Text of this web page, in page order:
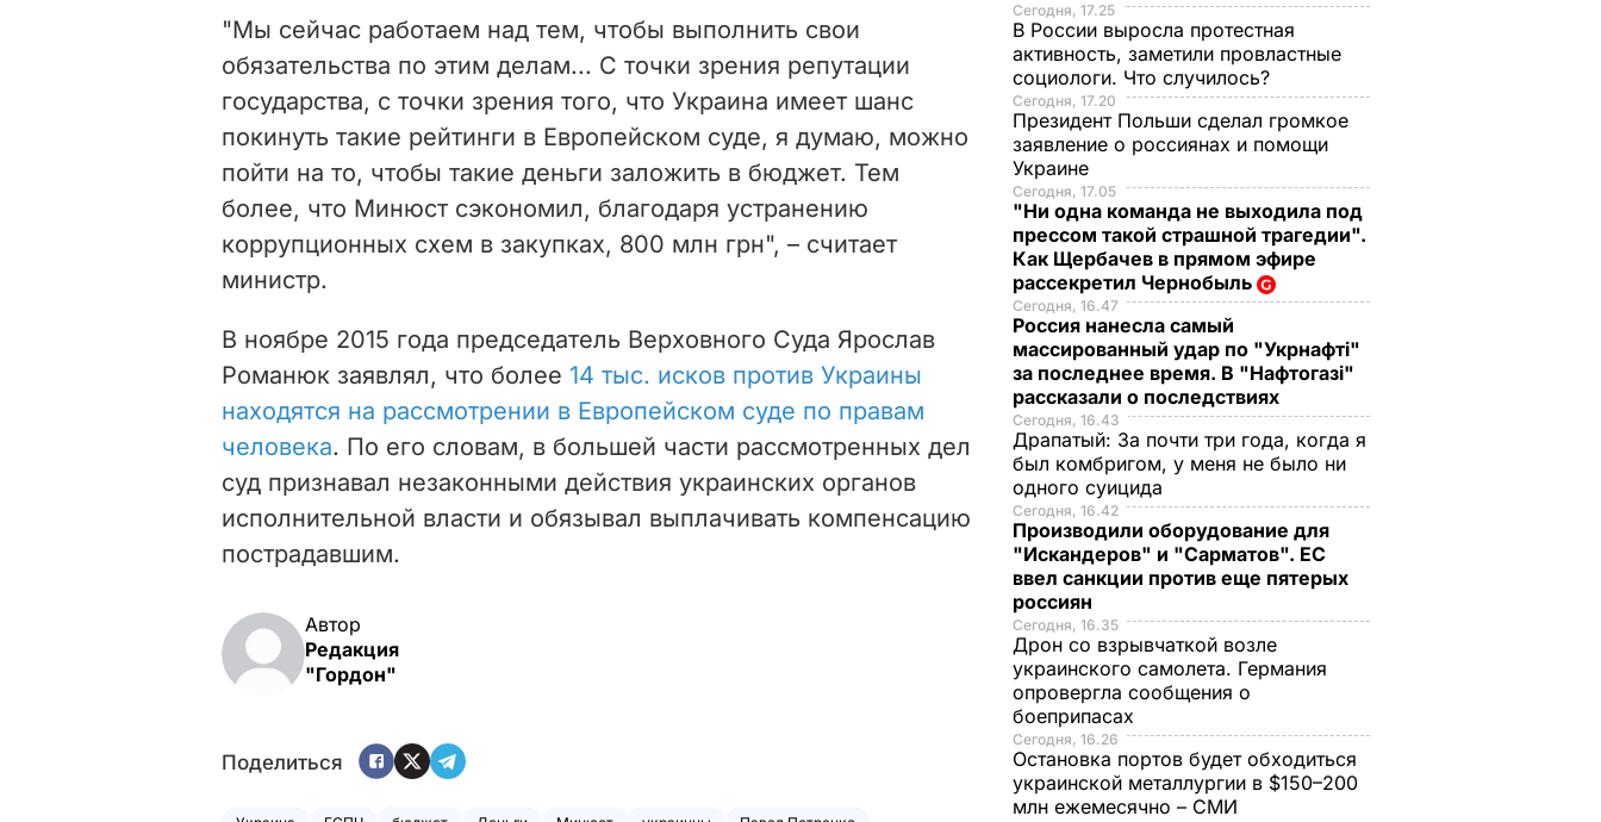
"Мы сейчас работаем над тем, чтобы выполнить свои
обязательства по этим делам... С точки зрения репутации
государства, с точки зрения того, что Украина имеет шанс
покинуть такие рейтинги в Европейском суде, я думаю, можно
пойти на то, чтобы такие деньги заложить в бюджет. Тем
более, что Минюст сэкономил, благодаря устранению
коррупционных схем в закупках, 800 млн грн", – считает
министр.
В ноябре 2015 года председатель Верховного Суда Ярослав
Романюк заявлял, что более 14 тыс. исков против Украины
находятся на рассмотрении в Европейском суде по правам
человека. По его словам, в большей части рассмотренных дел
суд признавал незаконными действия украинских органов
исполнительной власти и обязывал выплачивать компенсацию
пострадавшим.
Автор
Редакция
"Гордон"
Поделиться
Сегодня, 17.25
В России выросла протестная
активность, заметили провластные
социологи. Что случилось?
Сегодня, 17.20
Президент Польши сделал громкое
заявление о россиянах и помощи
Украине
Сегодня, 17.05
"Ни одна команда не выходила под
прессом такой страшной трагедии".
Как Щербачев в прямом эфире
рассекретил Чернобыль
Сегодня, 16.47
Россия нанесла самый
массированный удар по "Укрнафті"
за последнее время. В "Нафтогазі"
рассказали о последствиях
Сегодня, 16.43
Драпатый: За почти три года, когда я
был комбригом, у меня не было ни
одного суицида
Сегодня, 16.42
Производили оборудование для
"Искандеров" и "Сарматов". ЕС
ввел санкции против еще пятерых
россиян
Сегодня, 16.35
Дрон со взрывчаткой возле
украинского самолета. Германия
опровергла сообщения о
боеприпасах
Сегодня, 16.26
Остановка портов будет обходиться
украинской металлургии в $150–200
млн ежемесячно – СМИ